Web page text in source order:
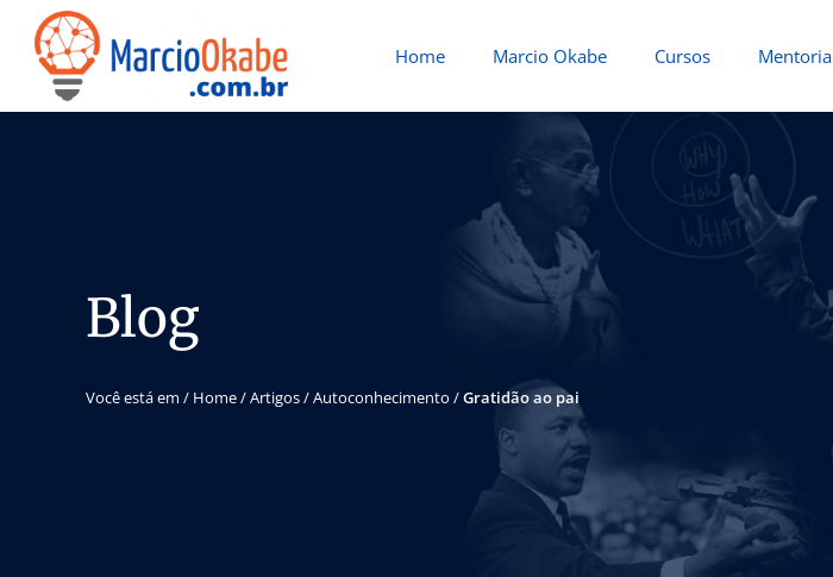
Home Marcio Okabe Cursos Mentoria
Blog
Você está em / Home/Artigos/Autoconhecimento /Gratidão ao pai